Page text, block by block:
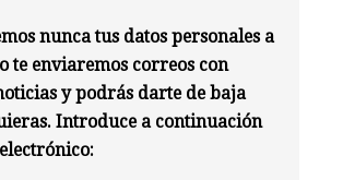
nunca tus datos personales a
te enviaremos correos con
y podrás darte de baja
Introduce a continuación